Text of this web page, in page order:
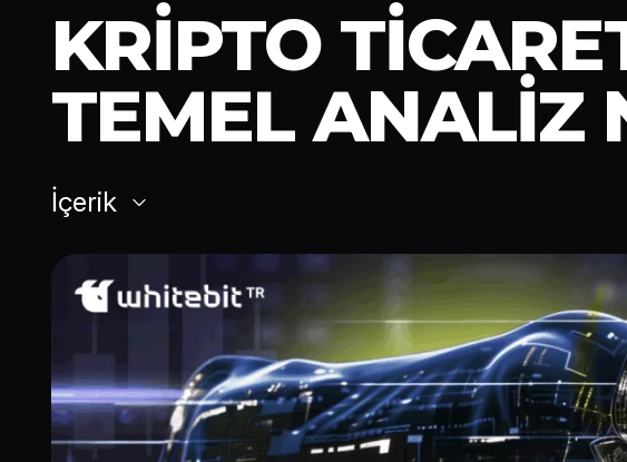
KRIPTO
TEMEL ANALIZ
İçerik